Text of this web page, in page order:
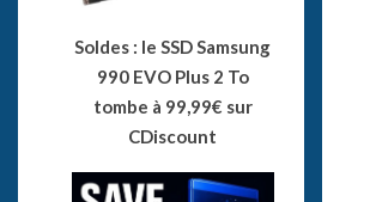
Soldes : le SSD Samsung
990 EVO Plus 2 To
tombe à 99,99€ sur
CDiscount